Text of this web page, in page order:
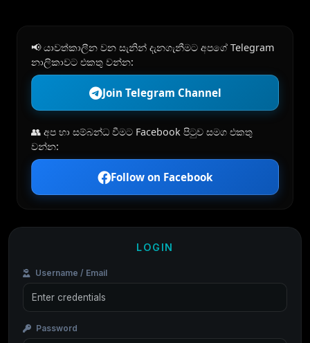
📢 යාවත්කාලීන වන සැනින් දැනගැනීමට අපගේ Telegram
නාලිකාවට එකතු වන්න:
Join Telegram Channel
👥 අප හා සම්බන්ධ වීමට Facebook පිටුව සමග එකතු
වන්න:
Follow on Facebook
LOGIN
Username / Email
Password